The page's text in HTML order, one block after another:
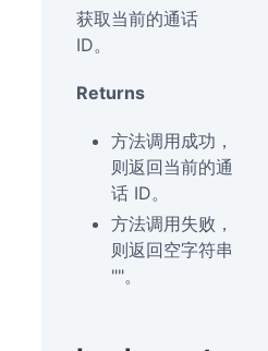
获取当前的通话
ID。
Returns
方法调用成功，
则返回当前的通
话 ID。
方法调用失败，
则返回空字符串
""。